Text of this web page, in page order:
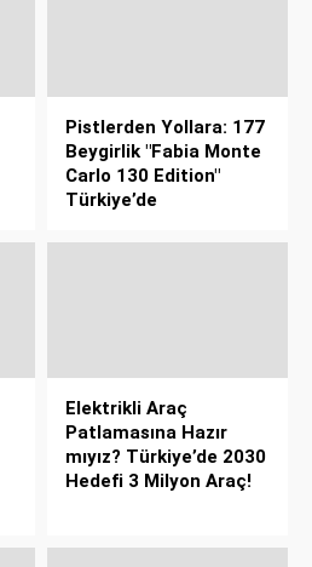
Pistlerden Yollara: 177
Beygirlik "Fabia Monte
Carlo 130 Edition"
Türkiye’de
Elektrikli Araç
Patlamasına Hazır
mıyız? Türkiye’de 2030
Hedefi 3 Milyon Araç!